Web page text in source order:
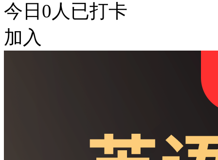
今日 0 人已打卡
加入